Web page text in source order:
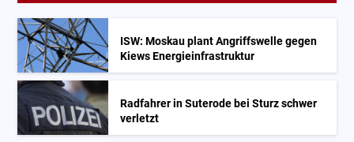
ISW: Moskau plant Angriffswelle gegen
Kiews Energieinfrastruktur
Radfahrer in Suterode bei Sturz schwer
verletzt